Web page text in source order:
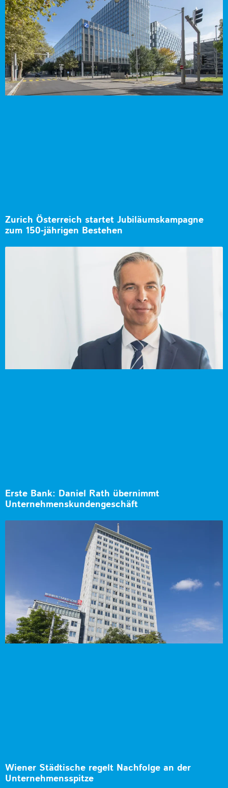
Zurich Österreich startet Jubiläumskampagne
zum 150-jährigen Bestehen
Erste Bank: Daniel Rath übernimmt
Unternehmenskundengeschäft
Wiener Städtische regelt Nachfolge an der
Unternehmensspitze